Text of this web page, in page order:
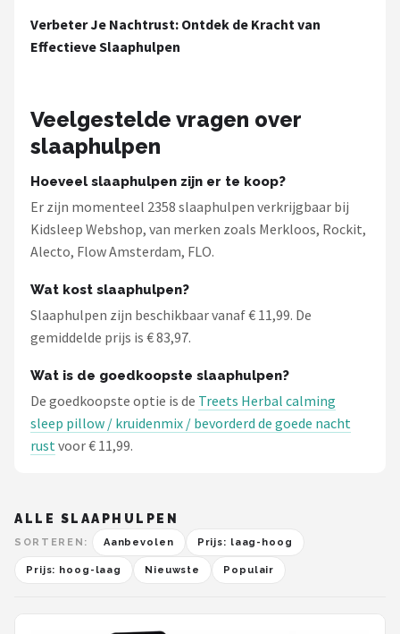
Verbeter Je Nachtrust: Ontdek de Kracht van
Effectieve Slaaphulpen
Veelgestelde vragen over
slaaphulpen
Hoeveel slaaphulpen zijn er te koop?
Er zijn momenteel 2358 slaaphulpen verkrijgbaar bij
Kidsleep Webshop, van merken zoals Merkloos, Rockit,
Alecto, Flow Amsterdam, FLO.
Wat kost slaaphulpen?
Slaaphulpen zijn beschikbaar vanaf € 11,99. De
gemiddelde prijs is € 83,97.
Wat is de goedkoopste slaaphulpen?
De goedkoopste optie is de Treets Herbal calming
sleep pillow / kruidenmix / bevorderd de goede nacht
rustvoor € 11,99.
ALLE SLAAPHULPEN
SORTEREN: Aanbevolen Prijs: laag-hoog
Prijs: hoog-laag Nieuwste Populair